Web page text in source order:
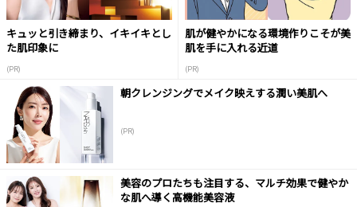
キュッと引き締まり、イキイキとし
た肌印象に
(PR)
肌が健やかになる環境作りこそが美
肌を手に入れる近道
(PR)
朝クレンジングでメイク映えする潤い美肌へ
(PR)
美容のプロたちも注目する、マルチ効果で健やか
な肌へ導く高機能美容液